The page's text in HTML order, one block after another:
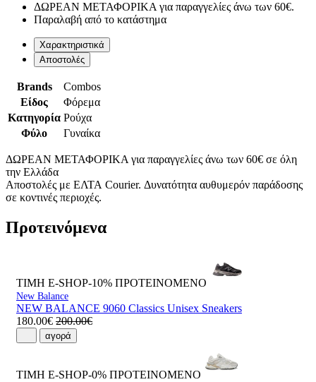
ΔΩΡΕΑΝ ΜΕΤΑΦΟΡΙΚΑ για παραγγελίες άνω των 60€.
Παραλαβή από το κατάστημα
Χαρακτηριστικά
Αποστολές
Brands
Combos
Είδος
Φόρεμα
Κατηγορία Ρούχα
Φύλο
Γυναίκα
ΔΩΡΕΑΝ ΜΕΤΑΦΟΡΙΚΑ για παραγγελίες άνω των 60€ σε όλη
την Ελλάδα
Αποστολές με ΕΛΤΑ Courier. Δυνατότητα αυθυμερόν παράδοσης
σε κοντινές περιοχές.
Προτεινόμενα
ΤΙΜΗ E-SHOP-10% ΠΡΟΤΕΙΝΟΜΕΝΟ
New Balance
NEW BALANCE 9060 Classics Unisex Sneakers
180.00€ 200.00€
αγορά
ΤΙΜΗ E-SHOP-0% ΠΡΟΤΕΙΝΟΜΕΝΟ